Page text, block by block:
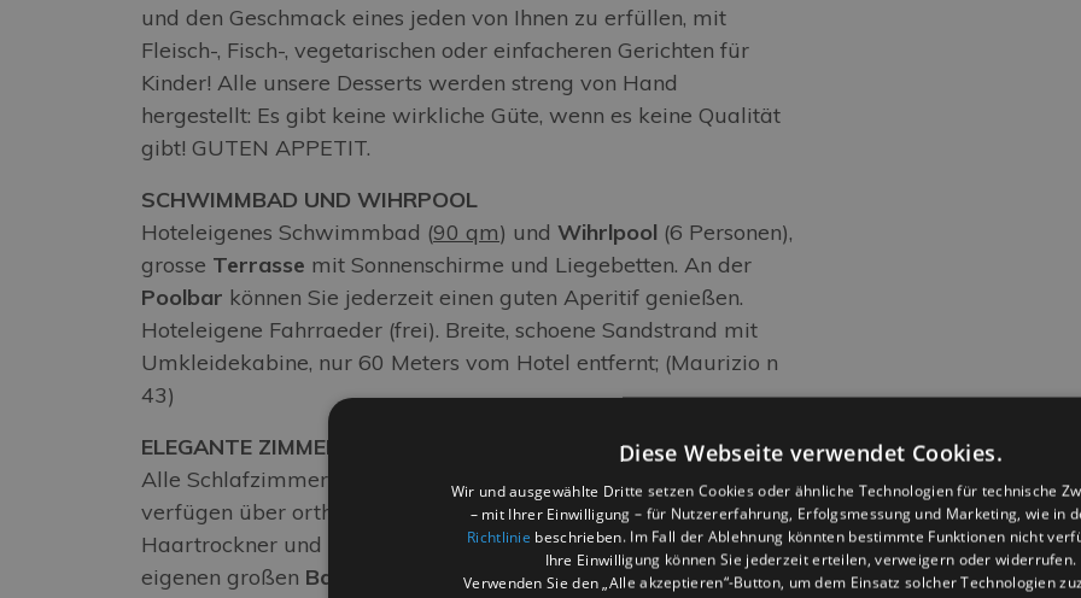
und den Geschmack eines jeden von Ihnen zu erfüllen, mit
Fleisch-, Fisch-, vegetarischen oder einfacheren Gerichten für
Kinder! Alle unsere Desserts werden streng von Hand
hergestellt: Es gibt keine wirkliche Güte, wenn es keine Qualität
gibt! GUTEN APPETIT.
SCHWIMMBAD UND WIHRPOOL
Hoteleigenes Schwimmbad (90 qm) und Wihrlpool (6 Personen),
grosse Terrasse mit Sonnenschirme und Liegebetten. An der
Poolbar können Sie jederzeit einen guten Aperitif genießen.
Hoteleigene Fahrraeder (frei). Breite, schoene Sandstrand mit
Umkleidekabine, nur 60 Meters vom Hotel entfernt; (Maurizio n
43)
ELEGANTE ZIMMER
Alle Schlafzimmer sind neu renoviert und
geräumig
und
verfügen über orthopädische Betten und ein eigenes Bad mit
Haartrockner und Dusche-box. Jedes Zimmer verfügt über einen
eigenen großen Balkon mit Tisch und bequeme Stühle. Unser
Diese Webseite verwendet Cookies.
Wir und ausgewählte Dritte setzen Cookies oder ähnliche Technologien für technische
– mit Ihrer Einwilligung – für Nutzererfahrung, Erfolgsmessung und Marketing, wie in
Richtlinie beschrieben. Im Fall der Ablehnung könnten bestimmte Funktionen nicht
Ihre Einwilligung können Sie jederzeit erteilen, verweigern oder widerrufen.
Verwenden Sie den „Alle akzeptieren“-Button, um dem Einsatz solcher Technologien